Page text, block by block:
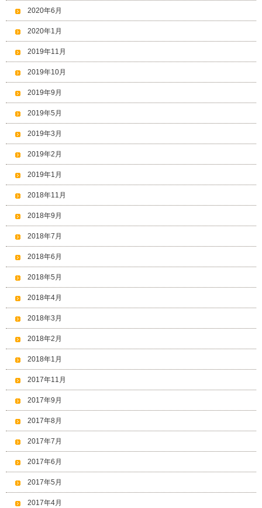
2020年6月
2020年1月
2019年11月
2019年10月
2019年9月
2019年5月
2019年3月
2019年2月
2019年1月
2018年11月
2018年9月
2018年7月
2018年6月
2018年5月
2018年4月
2018年3月
2018年2月
2018年1月
2017年11月
2017年9月
2017年8月
2017年7月
2017年6月
2017年5月
2017年4月